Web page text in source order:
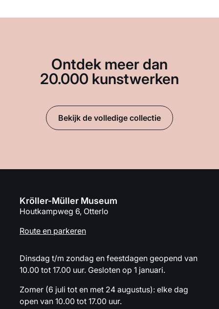
Ontdek meer dan
20.000 kunstwerken
Bekijk de volledige collectie
Kröller-Müller Museum
Houtkampweg 6, Otterlo
Route en parkeren
Dinsdag t/m zondag en feestdagen geopend van
10.00 tot 17.00 uur. Gesloten op 1 januari.
Zomer (6 juli tot en met 24 augustus): elke dag
open van 10.00 tot 17.00 uur.